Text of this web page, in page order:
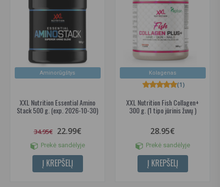
Aminorūgštys
XXL Nutrition Essential Amino
Stack 500 g. (exp. 2026-10-30)
34.95€ 22.99€
Prekė sandėlyje
Į KREPŠELĮ
Kolagenas
XXL Nutrition Fish Collagen+
300 g. (1 tipo jūrinis žuvų )
(1)
28.95€
Prekė sandėlyje
Į KREPŠELĮ